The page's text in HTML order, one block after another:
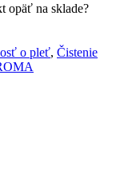
opäť na sklade?
o pleť, Čistenie